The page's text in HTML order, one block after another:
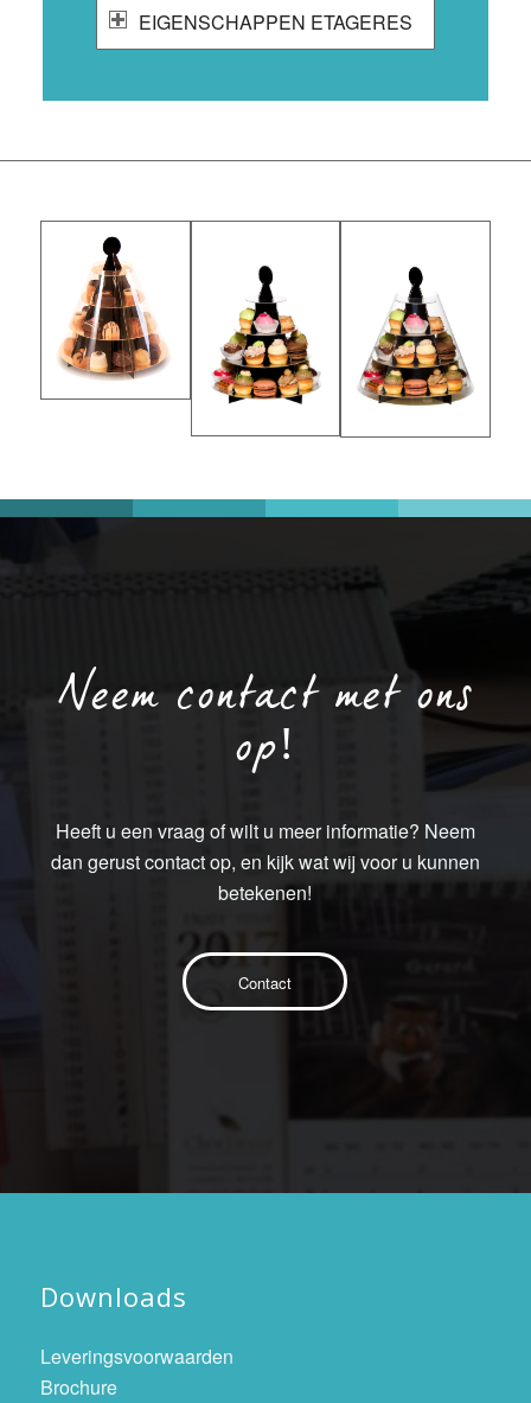
EIGENSCHAPPEN ETAGERES
Neem contact met ons
op!
Heeft u een vraag of wilt u meer informatie? Neem
dan gerust contact op, en kijk wat wij voor u kunnen
betekenen!
Contact
Downloads
Leveringsvoorwaarden
Brochure